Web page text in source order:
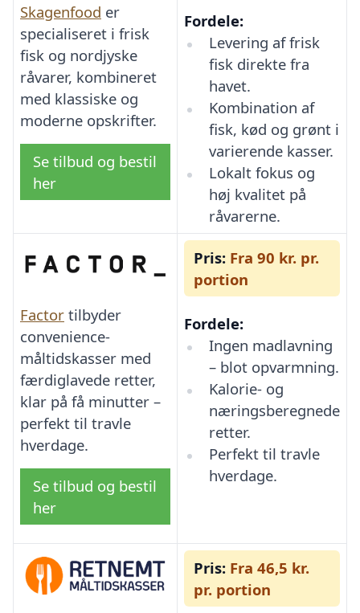
Skagenfood er
specialiseret i frisk
fisk og nordjyske
råvarer, kombineret
med klassiske og
moderne opskrifter.
Se tilbud og bestil
her
Fordele:
Levering af frisk
fisk direkte fra
havet.
Kombination af
fisk, kød og grønt i
varierende kasser.
Lokalt fokus og
høj kvalitet på
råvarerne.
Factor tilbyder
convenience-
måltidskasser med
færdiglavede retter,
klar på få minutter –
perfekt til travle
hverdage.
Se tilbud og bestil
her
Pris: Fra 90 kr. pr.
portion
Fordele:
Ingen madlavning
– blot opvarmning.
Kalorie- og
næringsberegnede
retter.
Perfekt til travle
hverdage.
Pris: Fra 46,5 kr.
pr. portion